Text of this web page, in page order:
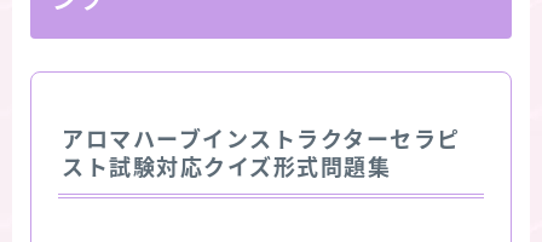
アロマハーブインストラクターセラピ
スト試験対応クイズ形式問題集